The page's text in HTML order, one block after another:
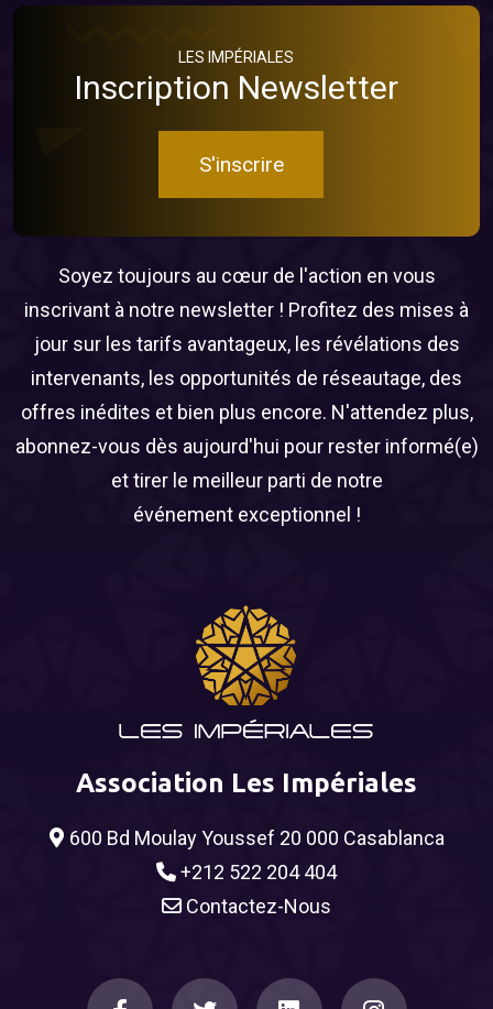
LES IMPÉRIALES
Inscription Newsletter
S'inscrire
Soyez toujours au cœur de l'action en vous
inscrivant à notre newsletter ! Profitez des mises à
jour sur les tarifs avantageux, les révélations des
intervenants, les opportunités de réseautage, des
offres inédites et bien plus encore. N'attendez plus,
abonnez-vous dès aujourd'hui pour rester informé(e)
et tirer le meilleur parti de notre
événement exceptionnel !
Association Les Impériales
600 Bd Moulay Youssef 20 000 Casablanca
+212 522 204 404
Contactez-Nous